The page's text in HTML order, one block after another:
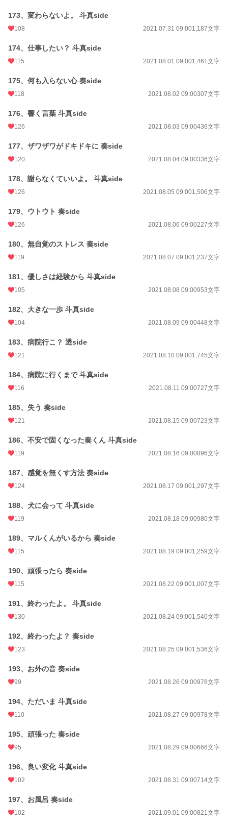
173、変わらないよ。 斗真side
108 2021.07.31 09:001,187文字
174、仕事したい？ 斗真side
115 2021.08.01 09:001,461文字
175、何も入らない心 奏side
118 2021.08.02 09:00307文字
176、響く言葉 斗真side
126 2021.08.03 09:00436文字
177、ザワザワがドキドキに 奏side
120 2021.08.04 09:00336文字
178、謝らなくていいよ。 斗真side
126 2021.08.05 09:001,506文字
179、ウトウト 奏side
126 2021.08.06 09:00227文字
180、無自覚のストレス 奏side
119 2021.08.07 09:001,237文字
181、優しさは経験から 斗真side
105 2021.08.08 09:00953文字
182、大きな一歩 斗真side
104 2021.08.09 09:00448文字
183、病院行こ？ 透side
121 2021.08.10 09:001,745文字
184、病院に行くまで 斗真side
116 2021.08.11 09:00727文字
185、失う 奏side
121 2021.08.15 09:00723文字
186、不安で固くなった奏くん 斗真side
119 2021.08.16 09:00896文字
187、感覚を無くす方法 奏side
124 2021.08.17 09:001,297文字
188、犬に会って 斗真side
119 2021.08.18 09:00980文字
189、マルくんがいるから 奏side
115 2021.08.19 09:001,259文字
190、頑張ったら 奏side
115 2021.08.22 09:001,007文字
191、終わったよ。 斗真side
130 2021.08.24 09:001,540文字
192、終わったよ？ 奏side
123 2021.08.25 09:001,536文字
193、お外の音 奏side
99 2021.08.26 09:00978文字
194、ただいま 斗真side
110 2021.08.27 09:00978文字
195、頑張った 奏side
95 2021.08.29 09:00666文字
196、良い変化 斗真side
102 2021.08.31 09:00714文字
197、お風呂 奏side
102 2021.09.01 09:00821文字